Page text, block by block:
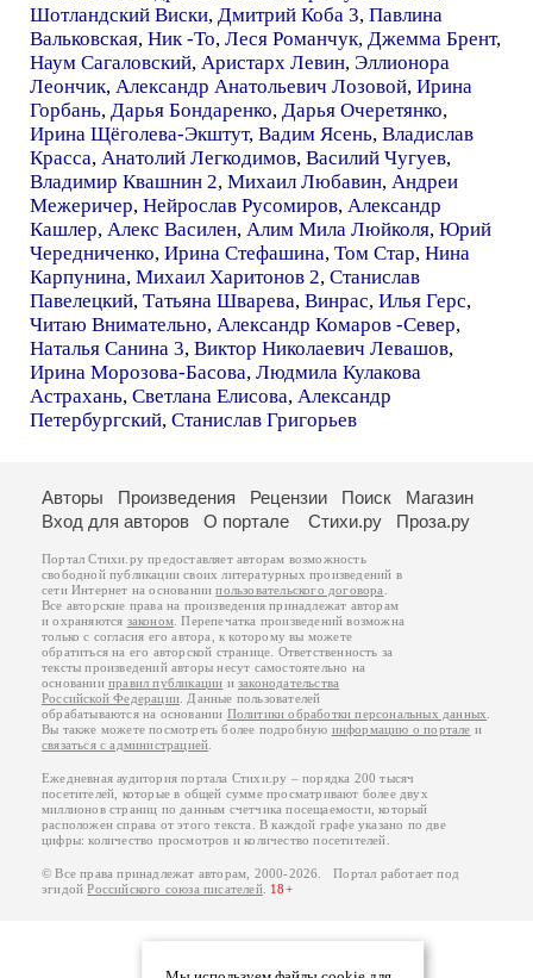
Шотландский Виски, Дмитрий Коба 3, Павлина
Вальковская, Ник -То, Леся Романчук, Джемма Брент,
Наум Сагаловский, Аристарх Левин, Эллионора
Леончик, Александр Анатольевич Лозовой, Ирина
Горбань, Дарья Бондаренко, Дарья Очеретянко,
Ирина Щёголева-Экштут, Вадим Ясень, Владислав
Красса, Анатолий Легкодимов, Василий Чугуев,
Владимир Квашнин 2, Михаил Любавин, Андреи
Межеричер, Нейрослав Русомиров, Александр
Кашлер, Алекс Василен, Алим Мила Люйколя, Юрий
Чередниченко, Ирина Стефашина, Том Стар, Нина
Карпунина, Михаил Харитонов 2, Станислав
Павелецкий, Татьяна Шварева, Винрас, Илья Герс,
Читаю Внимательно, Александр Комаров -Север,
Наталья Санина 3, Виктор Николаевич Левашов,
Ирина Морозова-Басова, Людмила Кулакова
Астрахань, Светлана Елисова, Александр
Петербургский, Станислав Григорьев
Авторы Произведения Рецензии Поиск
Магазин
Вход для авторов
О портале Стихи.ру Проза.ру
Портал Стихи.ру предоставляет авторам возможность
свободной публикации своих литературных произведений в
сети Интернет на основаниипользовательского договора
Все авторские права на произведения принадлежат авторам
и охраняются законом . Перепечатка произведений возможна
только с согласия его автора, к которому вы можете
обратиться на его авторской странице. Ответственность за
тексты произведений авторы несут самостоятельно на
основанииправил публикации изаконодательства
Российской Федерации . Данные пользователей
обрабатываются на основании Политики обработки персональных данных
Вы также можете посмотреть более подробную информацию о портале и
связаться с администрацией
Ежедневная аудитория портала Стихи.ру – порядка 200 тысяч
посетителей, которые в общей сумме просматривают более двух
миллионов страниц по данным счетчика посещаемости, который
расположен справа от этого текста. В каждой графе указано по две
цифры: количество просмотров и количество посетителей.
© Все права принадлежат авторам, 2000-2026. Портал работает под
эгидойРоссийского союза писателей. 18+